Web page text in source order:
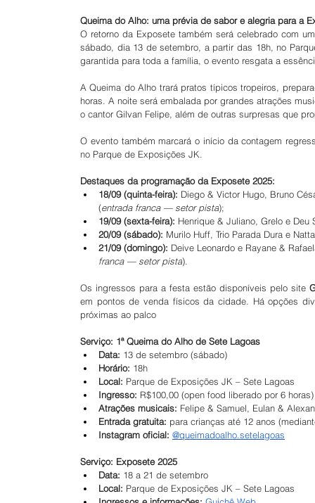
Queima do Alho: uma prévia de sabor e alegria para a
O retorno da Exposete também será celebrado com
sábado, dia 13 de setembro, a partir das 18h, no
garantida para toda a família, o evento resgata a
A Queima do Alho trará pratos típicos tropeiros,
horas. A noite será embalada por grandes atrações
o cantor Gilvan Felipe, além de outras surpresas que
O evento também marcará o início da contagem
no Parque de Exposições JK.
Destaques da programação da Exposete 2025:
18/09 (quinta-feira): Diego & Victor Hugo, Bruno
(entrada franca — setor pista);
19/09 (sexta-feira): Henrique & Juliano, Grelo e Deu
20/09 (sábado): Murilo Huff, Trio Parada Dura e
21/09 (domingo): Deive Leonardo e Rayane &
franca — setor pista).
Os ingressos para a festa estão disponíveis pelo site
em pontos de venda físicos da cidade. Há opções
próximas ao palco
Serviço: 1ª Queima do Alho de Sete Lagoas
Data: 13 de setembro (sábado)
Horário: 18h
Local: Parque de Exposições JK – Sete Lagoas
Ingresso: R$100,00 (open food liberado por 6 horas)
Atrações musicais: Felipe & Samuel, Eulan &
Entrada gratuita: para crianças até 12 anos
Instagram oficial: @queimadoalho.setelagoas
Serviço: Exposete 2025
Data: 18 a 21 de setembro
Local: Parque de Exposições JK – Sete Lagoas